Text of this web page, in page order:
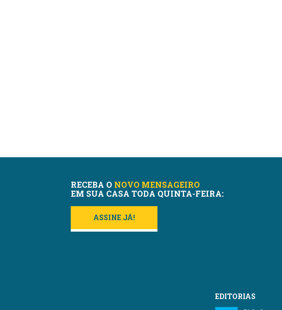
RECEBA O NOVO MENSAGEIRO
EM SUA CASA TODA QUINTA-FEIRA:
ASSINE JÁ!
EDITORIAS